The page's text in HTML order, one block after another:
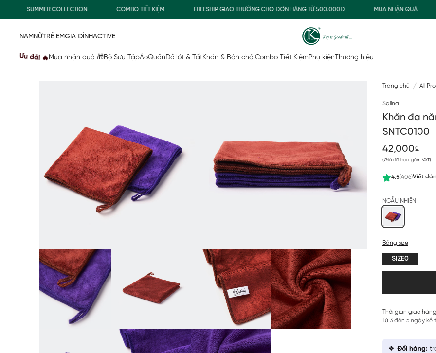
SUMMER COLLECTION COMBO TIẾT KIỆM FREESHIP GIAO THƯỜNG CHO ĐƠN HÀNG TỪ 500.000Đ MUA NHẬN QUÀ
NAMNỮTRẺ EMGIA ĐÌNHACTIVE
Ưu đãi 🔥 Mua nhận quà 🎁Bộ Sưu TậpÁoQuầnĐồ lót & TấtKhăn & Bàn chảiCombo Tiết KiệmPhụ kiện Thương hiệu
Trang chủ All
Salina
Khăn đa
SNTC0100
42,000₫
(Giá đã bao gồm VAT)
4.5(406)Viết
NGẪU NHIÊN
Bảng size
SIZE0
Thời gian giao
Từ 3 đến 5 ngày
Đổi hàng: